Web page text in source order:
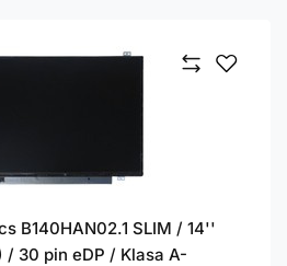
B140HAN02.1 SLIM / 14''
/ 30 pin eDP / Klasa A-